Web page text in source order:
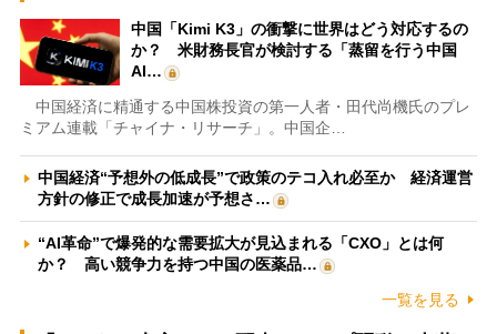
中国「Kimi K3」の衝撃に世界はどう対応するの
か？ 米財務長官が検討する「蒸留を行う中国
AI…
中国経済に精通する中国株投資の第一人者・田代尚機氏のプレ
ミアム連載「チャイナ・リサーチ」。中国企…
中国経済“予想外の低成長”で政策のテコ入れ必至か 経済運営
方針の修正で成長加速が予想さ…
“AI革命”で爆発的な需要拡大が見込まれる「CXO」とは何
か？ 高い競争力を持つ中国の医薬品…
一覧を見る